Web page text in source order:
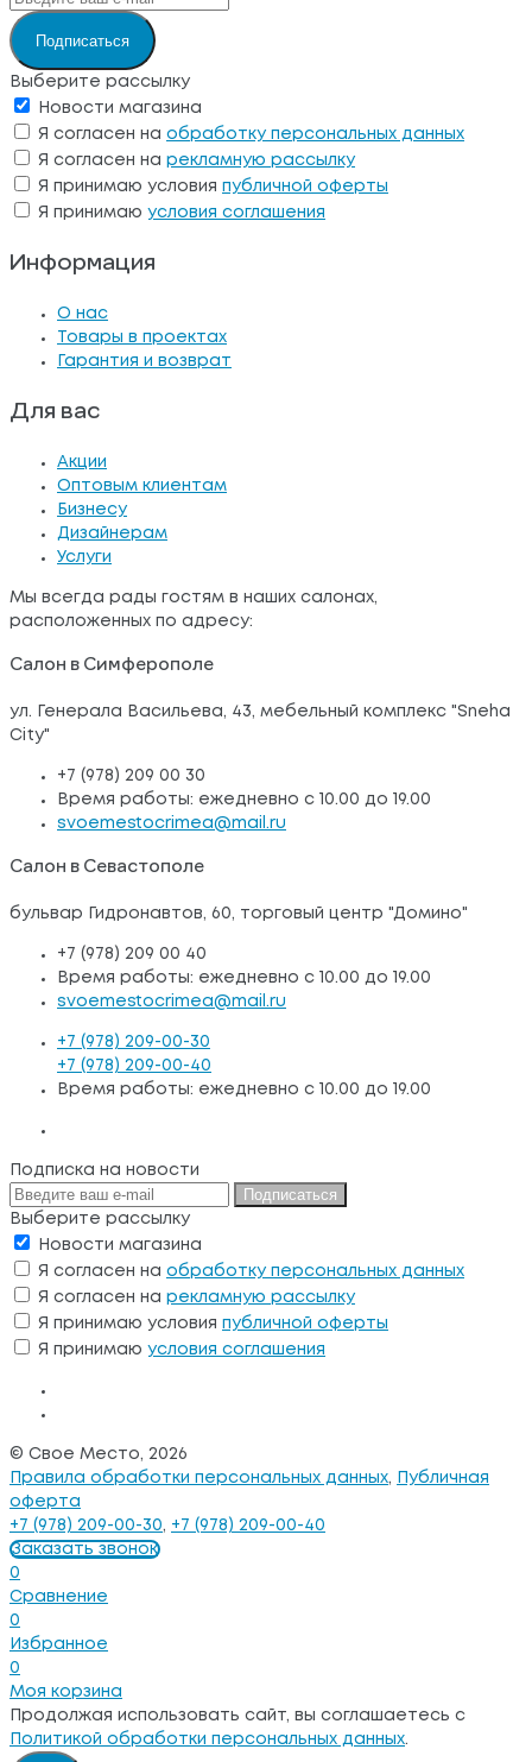
Подписаться
Выберите рассылку
Новости магазина
Я согласен на обработку персональных данных
Я согласен на рекламную рассылку
Я принимаю условия
публичной оферты
Я принимаю условия соглашения
Информация
О нас
Товары в проектах
Гарантия и возврат
Для вас
Акции
Оптовым клиентам
Бизнесу
Дизайнерам
Услуги
Мы всегда рады гостям в наших салонах,
расположенных по адресу:
Салон в Симферополе
ул. Генерала Васильева, 43, мебельный комплекс "Sneha
City"
+7 (978) 209 00 30
Время работы: ежедневно с 10.00 до 19.00
svoemestocrimea@mail.ru
Салон в Севастополе
бульвар Гидронавтов, 60, торговый центр "Домино"
+7 (978) 209 00 40
Время работы: ежедневно с 10.00 до 19.00
svoemestocrimea@mail.ru
+7 (978) 209-00-30
+7 (978) 209-00-40
Время работы: ежедневно с 10.00 до 19.00
Подписка на новости
Подписаться
Выберите рассылку
Новости магазина
Я согласен на обработку персональных данных
Я согласен на рекламную рассылку
Я принимаю условия публичной оферты
Я принимаю условия соглашения
© Свое Место, 2026
Правила обработки персональных данных,
Публичная
оферта
+7 (978) 209-00-30, +7 (978) 209-00-40
Заказать звонок
0
Сравнение
0
Избранное
0
Моя корзина
Продолжая использовать сайт, вы соглашаетесь с
Политикой обработки персональных данных.